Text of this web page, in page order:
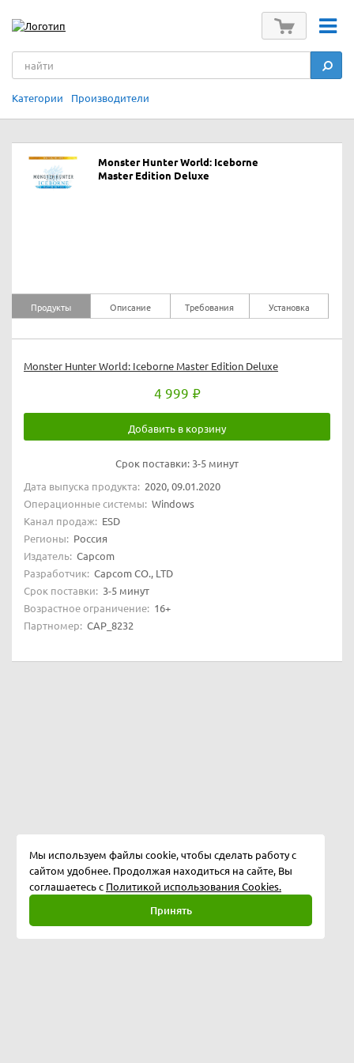
Категории Производители
Monster Hunter World: Iceborne
Master Edition Deluxe
Продукты Описание Требования Установка
Monster Hunter World: Iceborne Master Edition Deluxe
4 999
Добавить в корзину
Срок поставки: 3-5 минут
Дата выпуска продукта: 2020, 09.01.2020
Операционные системы: Windows
Канал продаж: ESD
Регионы: Россия
Издатель: Capcom
Разработчик: Capcom CO., LTD
Срок поставки: 3-5 минут
Возрастное ограничение: 16+
Партномер: CAP_8232
Мы используем файлы cookie, чтобы сделать работу с
сайтом удобнее. Продолжая находиться на сайте, Вы
соглашаетесь с Политикой использования Cookies.
Принять